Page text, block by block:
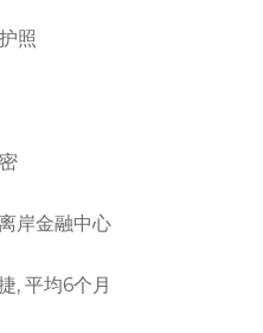
照
岸金融中心
, 平均6个月